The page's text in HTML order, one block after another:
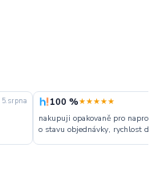
5. srpna 100 %★★★★★
nakupuji opakovaně pro
o stavu objednávky, rychlost